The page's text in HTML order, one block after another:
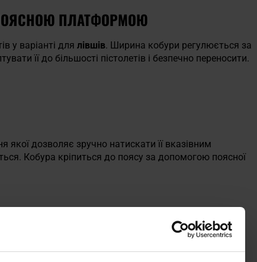
ПОЯСНОЮ ПЛАТФОРМОЮ
у варіанті для лівшів. Ширина кобури регулюється за
її до більшості пістолетів і безпечно переносити.
дозволяє зручно натискати її вказівним
Кобура кріпиться до поясу за допомогою поясної